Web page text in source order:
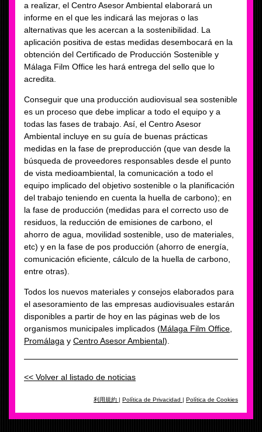
a realizar, el Centro Asesor Ambiental elaborará un
informe en el que les indicará las mejoras o las
alternativas que les acercan a la sostenibilidad. La
aplicación positiva de estas medidas desembocará en la
obtención del Certificado de Producción Sostenible y
Málaga Film Office les hará entrega del sello que lo
acredita.
Conseguir que una producción audiovisual sea sostenible
es un proceso que debe implicar a todo el equipo y a
todas las fases de trabajo. Así, el Centro Asesor
Ambiental incluye en su guía de buenas prácticas
medidas en la fase de preproducción (que van desde la
búsqueda de proveedores responsables desde el punto
de vista medioambiental, la comunicación a todo el
equipo implicado del objetivo sostenible o la planificación
del trabajo teniendo en cuenta la huella de carbono); en
la fase de producción (medidas para el correcto uso de
residuos, la reducción de emisiones de carbono, el
ahorro de agua, movilidad sostenible, uso de materiales,
etc) y en la fase de pos producción (ahorro de energía,
comunicación eficiente, cálculo de la huella de carbono,
entre otras).
Todos los nuevos materiales y consejos elaborados para
el asesoramiento de las empresas audiovisuales estarán
disponibles a partir de hoy en las páginas web de los
organismos municipales implicados (Málaga Film Office
Promálaga y Centro Asesor Ambiental).
<< Volver al listado de noticias
利用規約 | Política de Privacidad | Política de Cookies